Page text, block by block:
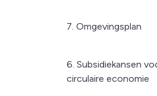
7. Omgevingsplan
6. Subsidiekansen
circulaire economie